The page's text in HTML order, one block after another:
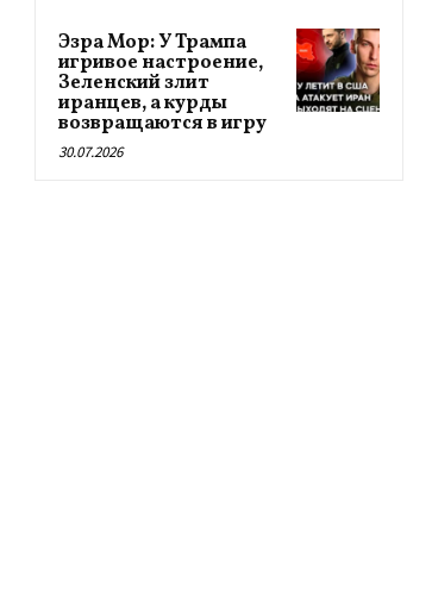
Эзра Мор: У Трампа
игривое настроение,
Зеленский злит
иранцев, а курды
возвращаются в игру
30.07.2026